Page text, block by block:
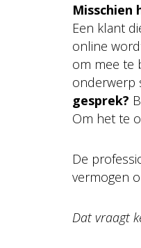
Misschien
Een klant
online
om mee te
onderwerp
gesprek?
Om het te
De
vermogen
Dat vraagt